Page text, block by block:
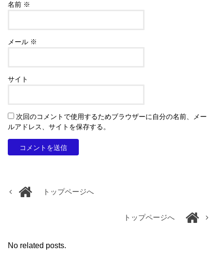
名前 ※
メール ※
サイト
次回のコメントで使用するためブラウザーに自分の名前、メー
ルアドレス、サイトを保存する。
トップページへ
トップページへ
No related posts.